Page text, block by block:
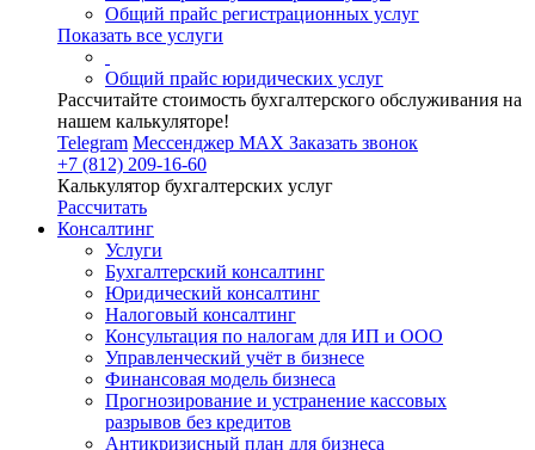
Общий прайс регистрационных услуг
Показать все услуги
Общий прайс юридических услуг
Рассчитайте стоимость бухгалтерского обслуживания на
нашем калькуляторе!
Telegram Мессенджер MAX Заказать звонок
+7 (812) 209-16-60
Калькулятор бухгалтерских услуг
Рассчитать
Консалтинг
Услуги
Бухгалтерский консалтинг
Юридический консалтинг
Налоговый консалтинг
Консультация по налогам для ИП и ООО
Управленческий учёт в бизнесе
Финансовая модель бизнеса
Прогнозирование и устранение кассовых
разрывов без кредитов
Антикризисный план для бизнеса